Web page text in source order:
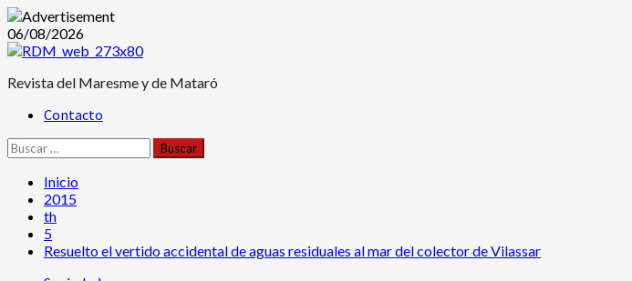
Saltar
al
06/08/2026
Revista del Maresme y de Mataró
Menú Contacto
Buscar:
Inicio
2015
th
5
Resuelto el vertido accidental de aguas residuales al mar del colector de Vilassar